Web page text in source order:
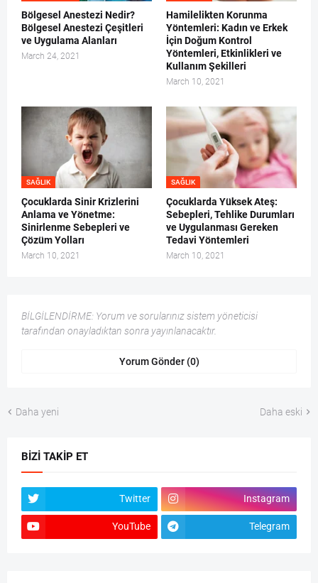
Bölgesel Anestezi Nedir?
Bölgesel Anestezi Çeşitleri
ve Uygulama Alanları
March 24, 2021
Hamilelikten Korunma
Yöntemleri: Kadın ve Erkek
İçin Doğum Kontrol
Yöntemleri, Etkinlikleri ve
Kullanım Şekilleri
March 10, 2021
SAĞLIK
Çocuklarda Sinir Krizlerini
Anlama ve Yönetme:
Sinirlenme Sebepleri ve
Çözüm Yolları
March 10, 2021
SAĞLIK
Çocuklarda Yüksek Ateş:
Sebepleri, Tehlike Durumları
ve Uygulanması Gereken
Tedavi Yöntemleri
March 10, 2021
BİLGİLENDİRME: Yorum ve sorularınız sistem yöneticisi
tarafından onayladıktan sonra yayınlanacaktır.
Yorum Gönder (0)
Daha yeni Daha eski
BIZI TAKIP ET
Twitter Instagram
YouTube Telegram